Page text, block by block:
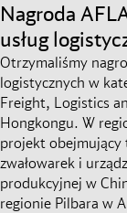
Nagroda
usług
Otrzymaliśmy
logistycznych w
Freight, Logistics
Hongkongu. W
projekt obejmujący
zwałowarek i
produkcyjnej w
regionie Pilbara w